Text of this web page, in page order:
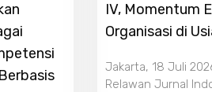
IV, Momentum
Organisasi di
Jakarta, 18 Juli
Relawan Jurnal